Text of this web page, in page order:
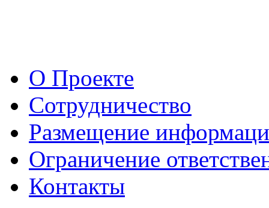
О Проекте
Сотрудничество
Размещение
Ограничение
Контакты